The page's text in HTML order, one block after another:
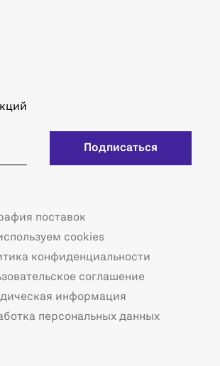
Подписаться
поставок
cookies
конфиденциальности
соглашение
информация
персональных данных